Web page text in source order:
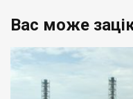
Вас може